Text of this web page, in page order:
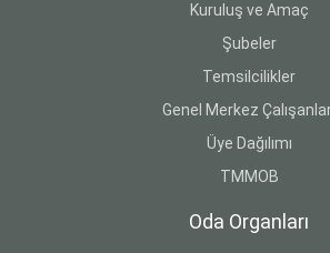
Kuruluş ve Amaç
Şubeler
Temsilcilikler
Genel Merkez
Üye Dağılımı
TMMOB
Oda Organları